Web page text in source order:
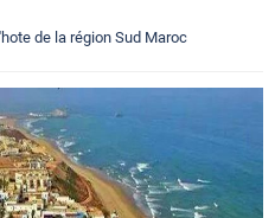
de la région Sud Maroc